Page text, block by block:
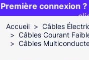
Première
et livraison 24/48h
connexion ?
EXCLU WEB :
Accueil
Câbles
Câbles Courant
Câbles